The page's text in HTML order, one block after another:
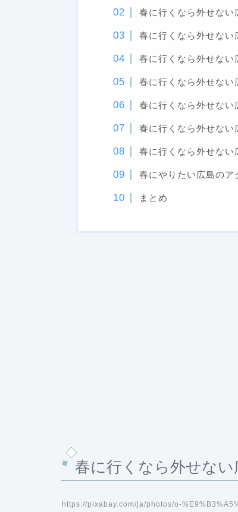
春に行くなら外せな
春に行くなら外せな
春に行くなら外せな
春に行くなら外せない
春に行くなら外せな
春に行くなら外せな
春に行くなら外せな
春にやりたい広島のア
まとめ
春に行くなら外せな
https://pixabay.com/ja/photos/o-